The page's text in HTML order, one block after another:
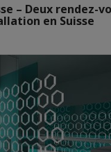
– Deux rendez-
en Suisse